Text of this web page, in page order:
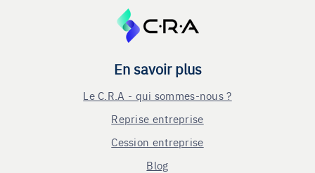
En savoir plus
Le C.R.A - qui sommes-nous ?
Reprise entreprise
Cession entreprise
Blog